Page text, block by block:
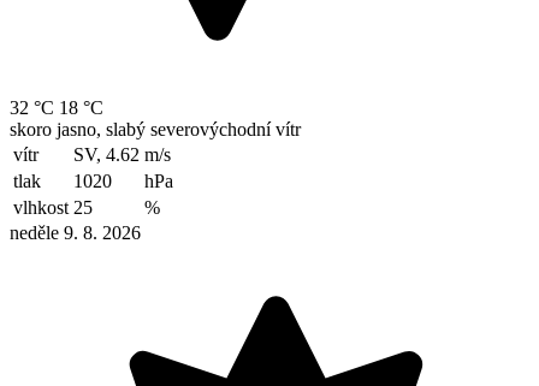
32 °C 18 °C
skoro jasno, slabý severovýchodní vítr
vítr
SV, 4.62 m/s
tlak
1020
hPa
vlhkost 25
%
neděle 9. 8. 2026